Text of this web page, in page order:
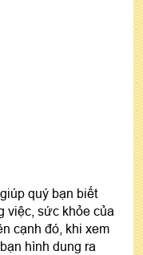
giúp quý bạn biết
việc, sức khỏe của
cạnh đó, khi xem
hình dung ra